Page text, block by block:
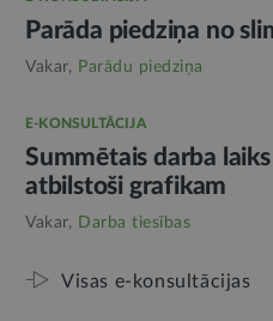
Parāda piedziņa no
Vakar, Parādu piedziņa
E-KONSULTĀCIJA
Summētais darba
atbilstoši grafikam
Vakar, Darba tiesības
Visas e-konsultācijas